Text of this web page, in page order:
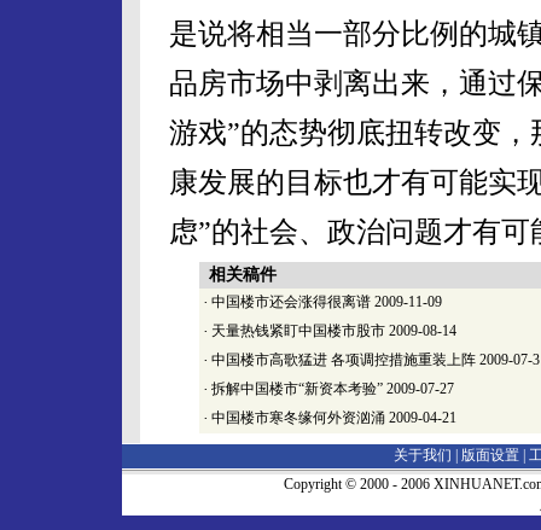
是说将相当一部分比例的城
品房市场中剥离出来，通过
游戏”的态势彻底扭转改变
康发展的目标也才有可能实
虑”的社会、政治问题才有
相关稿件
· 中国楼市还会涨得很离谱 2009-11-09
· 天量热钱紧盯中国楼市股市 2009-08-14
· 中国楼市高歌猛进 各项调控措施重装上阵 2009-07-
· 拆解中国楼市“新资本考验” 2009-07-27
· 中国楼市寒冬缘何外资汹涌 2009-04-21
关于我们 | 版面设置
Copyright © 2000 - 2006